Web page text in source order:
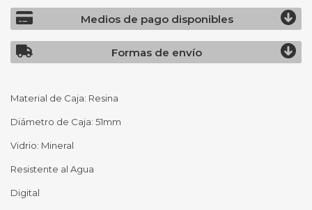
Medios de pago disponibles
Formas de envío
Material de Caja: Resina
Diámetro de Caja: 51mm
Vidrio: Mineral
Resistente al Agua
Digital